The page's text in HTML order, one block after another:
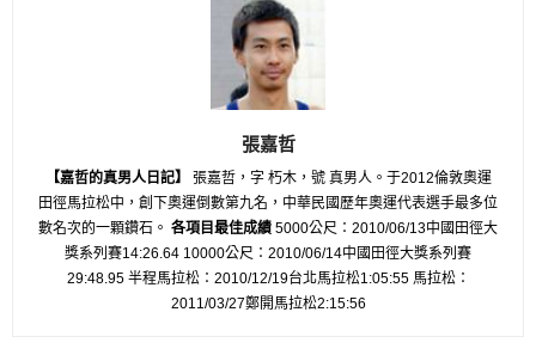
張嘉哲
【嘉哲的真男人日記】
張嘉哲，字 朽木，號 真男人。于2012倫敦奧運
田徑馬拉松中，創下奧運倒數第九名，中華民國歷年奧運代表選手最多位
數名次的一顆鑽石。 各項目最佳成績 5000公尺：2010/06/13中國田徑大
獎系列賽14:26.64 10000公尺：2010/06/14中國田徑大獎系列賽
29:48.95 半程馬拉松：2010/12/19台北馬拉松1:05:55 馬拉松：
2011/03/27鄭開馬拉松2:15:56